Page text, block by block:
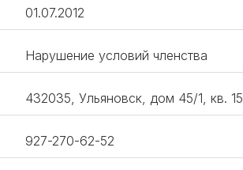
01.07.2012
Нарушение условий членства
432035, Ульяновск, дом 45/1, кв. 15
927-270-62-52